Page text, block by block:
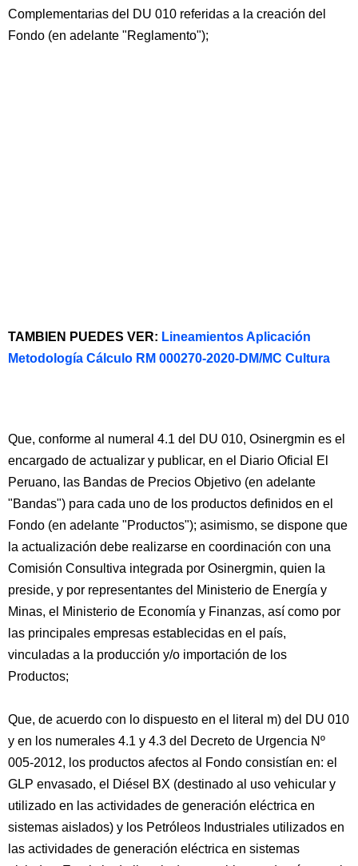
Complementarias del DU 010 referidas a la creación del
Fondo (en adelante "Reglamento");
TAMBIEN PUEDES VER: Lineamientos Aplicación
Metodología Cálculo RM 000270-2020-DM/MC Cultura
Que, conforme al numeral 4.1 del DU 010, Osinergmin es el
encargado de actualizar y publicar, en el Diario Oficial El
Peruano, las Bandas de Precios Objetivo (en adelante
"Bandas") para cada uno de los productos definidos en el
Fondo (en adelante "Productos"); asimismo, se dispone que
la actualización debe realizarse en coordinación con una
Comisión Consultiva integrada por Osinergmin, quien la
preside, y por representantes del Ministerio de Energía y
Minas, el Ministerio de Economía y Finanzas, así como por
las principales empresas establecidas en el país,
vinculadas a la producción y/o importación de los
Productos;
Que, de acuerdo con lo dispuesto en el literal m) del DU 010
y en los numerales 4.1 y 4.3 del Decreto de Urgencia Nº
005-2012, los productos afectos al Fondo consistían en: el
GLP envasado, el Diésel BX (destinado al uso vehicular y
utilizado en las actividades de generación eléctrica en
sistemas aislados) y los Petróleos Industriales utilizados en
las actividades de generación eléctrica en sistemas